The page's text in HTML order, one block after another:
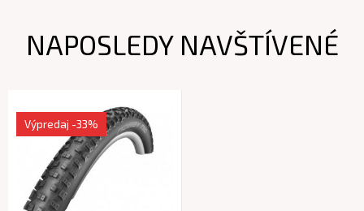
NAPOSLEDY NAVŠTÍVENÉ
Výpredaj -33%